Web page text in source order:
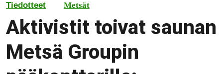
Tiedotteet Metsät
Aktivistit toivat saunan
Metsä Groupin